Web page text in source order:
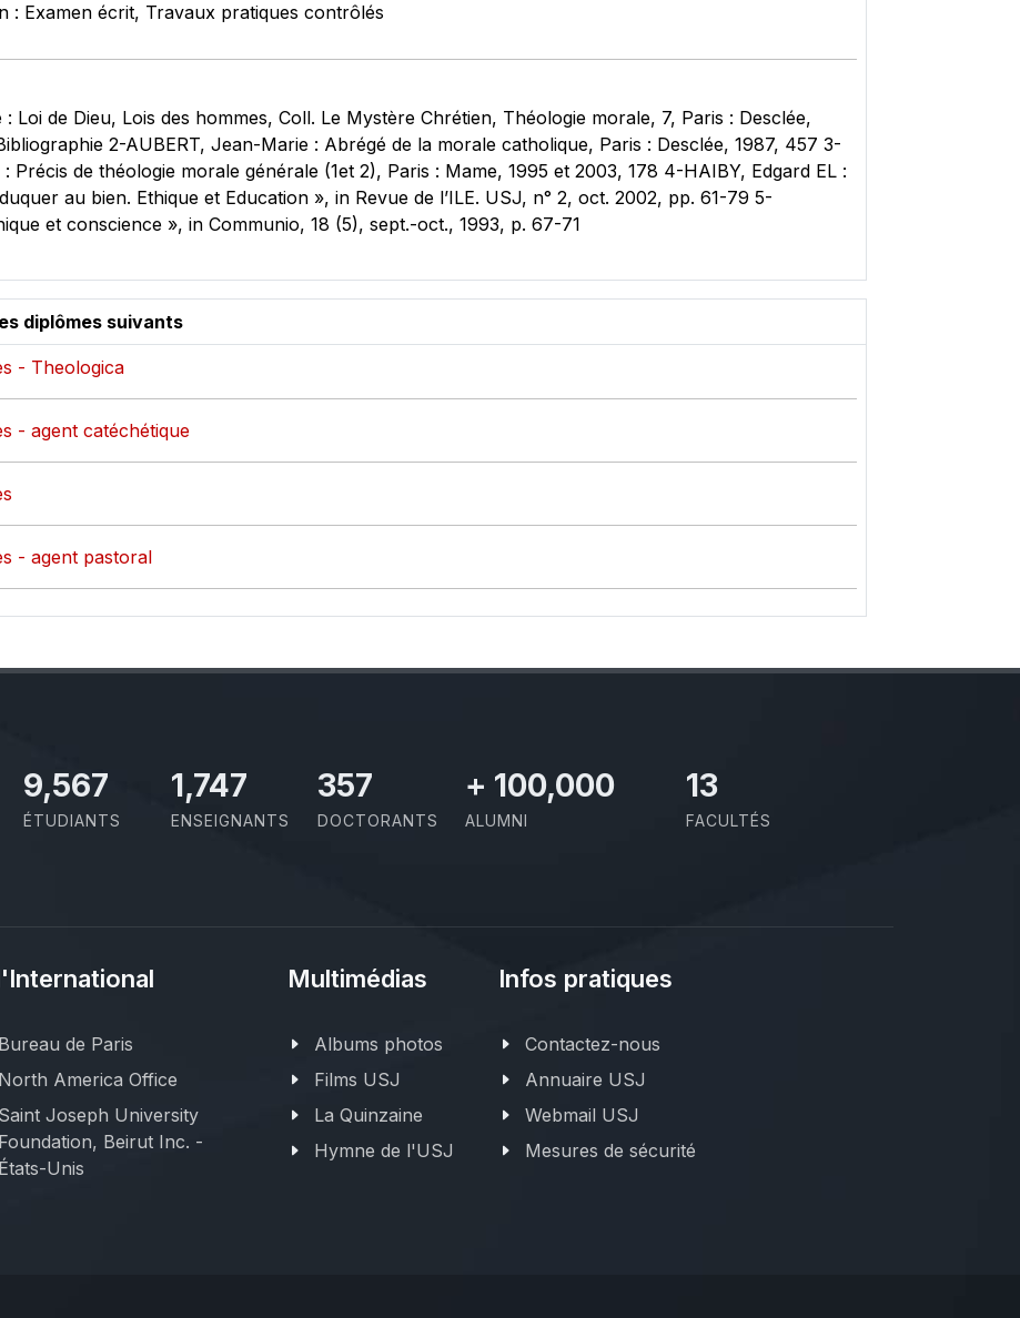
: Examen écrit, Travaux pratiques contrôlés
Loi de Dieu, Lois des hommes, Coll. Le Mystère Chrétien, Théologie morale, 7, Paris : Desclée,
2-AUBERT, Jean-Marie : Abrégé de la morale catholique, Paris : Desclée, 1987, 457 3-
Précis de théologie morale générale (1et 2), Paris : Mame, 1995 et 2003, 178 4-HAIBY, Edgard EL :
au bien. Ethique et Education », in Revue de l’ILE. USJ, n° 2, oct. 2002, pp. 61-79 5-
et conscience », in Communio, 18 (5), sept.-oct., 1993, p. 67-71
diplômes suivants
- Theologica
- agent catéchétique
- agent pastoral
11,110
ÉTUDIANTS
2,029
ENSEIGNANTS
414
DOCTORANTS
+ 100,000
ALUMNI
13
FACULTÉS
Bureau de Paris
North America Office
Saint Joseph University
Foundation, Beirut Inc. -
États-Unis
Multimédias
Albums photos
Films USJ
La Quinzaine
Hymne de l'USJ
Infos pratiques
Contactez-nous
Annuaire USJ
Webmail USJ
Mesures de sécurité